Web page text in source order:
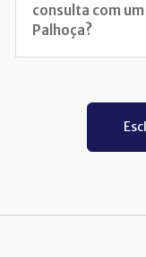
consulta com
Palhoça?